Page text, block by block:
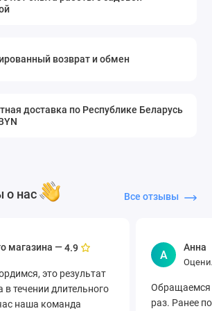
возврат и обмен
доставка по Республике Беларусь
о нас Все отзывы
магазина —4.9
это результат
в течении длительного
наша команда
А
Анна
Обращаемся
раз. Ранее